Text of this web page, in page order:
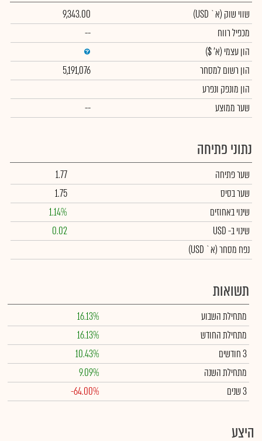
שווי שוק (א` USD)
9,343.00
מכפיל רווח
--
הון עצמי (א' $)
הון רשום למסחר
5,191,076
הון מונפק ונפרע
שער ממוצע
--
נתוני פתיחה
שער פתיחה
1.77
שער בסיס
1.75
שינוי באחוזים
1.14%
שינויב- USD
0.02
נפח מסחר(א` USD)
תשואות
מתחילת השבוע
16.13%
מתחילת החודש
16.13%
3 חודשים
10.43%
מתחילת השנה
9.09%
3 שנים
-64.00%
היצע